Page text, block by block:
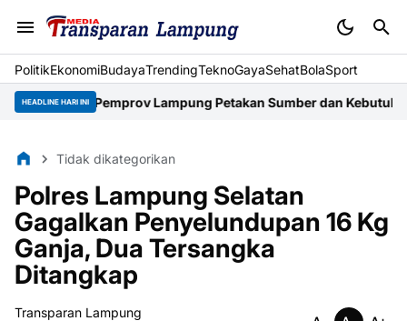
PolitikEkonomiBudayaTrendingTeknoGayaSehatBolaSport
HEADLINE HARI INI
Pemprov Lampung Petakan Sumber dan Kebutuhan Air
Tidak dikategorikan
Polres Lampung Selatan
Gagalkan Penyelundupan 16 Kg
Ganja, Dua Tersangka
Ditangkap
Transparan Lampung